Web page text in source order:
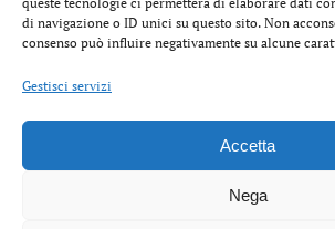
di navigazione o ID unici su questo sito. Non
consenso può influire negativamente su alcune
Gestisci servizi
Accetta
Nega
Accetto la privacy
All Rights Reserved |
info@cartiamo.it